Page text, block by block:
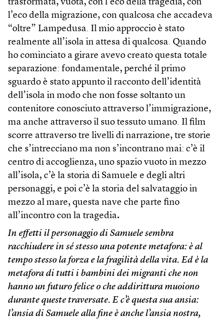
trasformata, vuota, con l’eco della tragedia, con
l’eco della migrazione, con qualcosa che accadeva
“oltre” Lampedusa. Il mio approccio è stato
realmente all’isola in attesa di qualcosa. Quando
ho cominciato a girare avevo creato questa totale
separazione: fondamentale, perché il primo
sguardo è stato appunto il racconto dell’identità
dell’isola in modo che non fosse soltanto un
contenitore conosciuto attraverso l’immigrazione,
ma anche attraverso il suo tessuto umano. Il film
scorre attraverso tre livelli di narrazione, tre storie
che s’intrecciano ma non s’incontrano mai: c’è il
centro di accoglienza, uno spazio vuoto in mezzo
all’isola, c’è la storia di Samuele e degli altri
personaggi, e poi c’è la storia del salvataggio in
mezzo al mare, questa nave che parte fino
all’incontro con la tragedia.
In effetti il personaggio di Samuele sembra
racchiudere in sé stesso una potente metafora: è al
tempo stesso la forza e la fragilità della vita. Ed è la
metafora di tutti i bambini dei migranti che non
hanno un futuro felice o che addirittura muoiono
durante queste traversate. E c’è questa sua ansia:
l’ansia di Samuele alla fine è anche l’ansia nostra,